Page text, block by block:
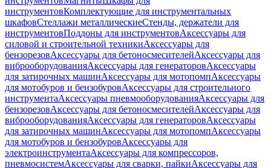
инструментовКомплектующие для инструментальных
шкафовСтеллажи металлическиеСтенды, держатели для
инструментовПоддоны для инструментовАксессуары для
силовой и строительной техникиАксессуары для
бензорезовАксессуары для бетоносмесителейАксессуары для
виброоборудованияАксессуары для генераторовАксессуары
для затирочных машинАксессуары для мотопомпАксессуары
для мотобуров и бензобуровАксессуары для строительного
инструментаАксессуары пневмооборудованияАксессуары для
бензорезовАксессуары для бетоносмесителейАксессуары для
виброоборудованияАксессуары для генераторовАксессуары
для затирочных машинАксессуары для мотопомпАксессуары
для мотобуров и бензобуровАксессуары для
электроинструментаАксессуары для компрессоров,
пневмосистемАксессуары для сварки, пайкиАксессуары для